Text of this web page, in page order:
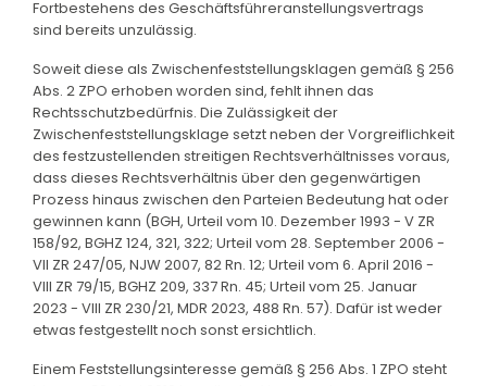
Fortbestehens des Geschäftsführeranstellungsvertrags
sind bereits unzulässig.
Soweit diese als Zwischenfeststellungsklagen gemäß § 256
Abs. 2 ZPO erhoben worden sind, fehlt ihnen das
Rechtsschutzbedürfnis. Die Zulässigkeit der
Zwischenfeststellungsklage setzt neben der Vorgreiflichkeit
des festzustellenden streitigen Rechtsverhältnisses voraus,
dass dieses Rechtsverhältnis über den gegenwärtigen
Prozess hinaus zwischen den Parteien Bedeutung hat oder
gewinnen kann (BGH, Urteil vom 10. Dezember 1993 - V ZR
158/92, BGHZ 124, 321, 322; Urteil vom 28. September 2006 -
VII ZR 247/05, NJW 2007, 82 Rn. 12; Urteil vom 6. April 2016 -
VIII ZR 79/15, BGHZ 209, 337 Rn. 45; Urteil vom 25. Januar
2023 - VIII ZR 230/21, MDR 2023, 488 Rn. 57). Dafür ist weder
etwas festgestellt noch sonst ersichtlich.
Einem Feststellungsinteresse gemäß § 256 Abs. 1 ZPO steht